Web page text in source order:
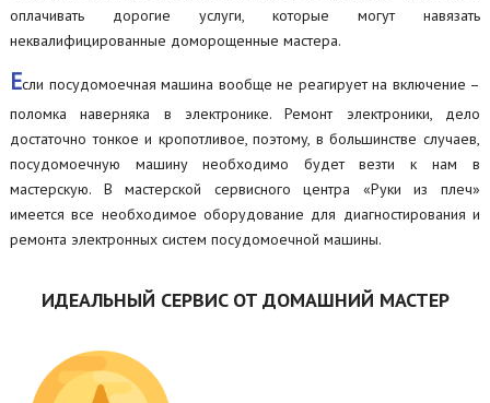
оплачивать дорогие услуги, которые могут навязать
неквалифицированные доморощенные мастера.
Если посудомоечная машина вообще не реагирует на включение –
поломка наверняка в электронике. Ремонт электроники, дело
достаточно тонкое и кропотливое, поэтому, в большинстве случаев,
посудомоечную машину необходимо будет везти к нам в
мастерскую. В мастерской сервисного центра «Руки из плеч»
имеется все необходимое оборудование для диагностирования и
ремонта электронных систем посудомоечной машины.
ИДЕАЛЬНЫЙ СЕРВИС ОТ ДОМАШНИЙ МАСТЕР